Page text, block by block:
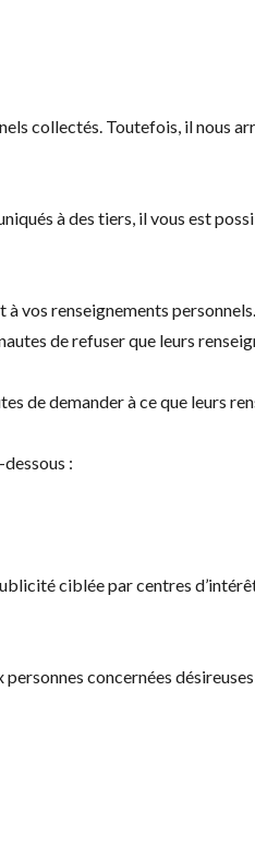
collectés. Toutefois, il nous
à des tiers, il vous est
vos renseignements personnels.
de refuser que leurs
de demander à ce que leurs
:
ciblée par centres
concernées